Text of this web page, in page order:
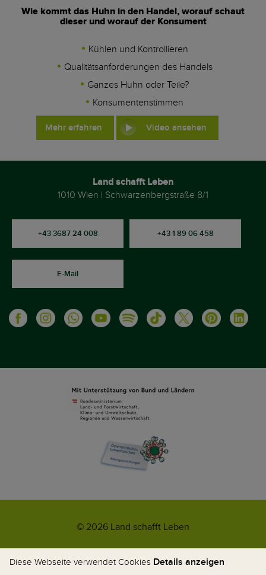
Wie kommt das Huhn in den Handel, worauf schaut
dieser und worauf der Konsument
Kühlen und Kontrollieren
Qualitätsanforderungen des Handels
Ganzes Huhn oder Teile?
Konsumentenstimmen
Mehr erfahren Video ansehen
Land schafft Leben
1010 Wien | Schwarzenbergstraße 8/1
+43 3687 24 008 +43 1 89 06 458
E-Mail
© 2026 Land schafft Leben
Impressum AGB Kontakt Datenschutz
Umweltzeichen
WhatsApp-News
Diese Webseite verwendet Cookies Details anzeigen